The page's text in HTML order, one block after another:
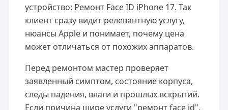
устройство: Ремонт Face ID iPhone 17. Так
клиент сразу видит релевантную услугу,
нюансы Apple и понимает, почему цена
может отличаться от похожих аппаратов.
Перед ремонтом мастер проверяет
заявленный симптом, состояние корпуса,
следы падения, влаги и прошлых вскрытий.
Если причина шире услуги "ремонт face id",